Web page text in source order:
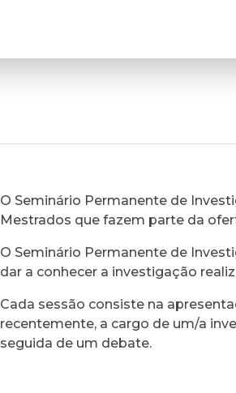
O Seminário Permanente de
Mestrados que fazem parte da
O Seminário Permanente de
dar a conhecer a investigação
Cada sessão consiste na
recentemente, a cargo de um/a
seguida de um debate.